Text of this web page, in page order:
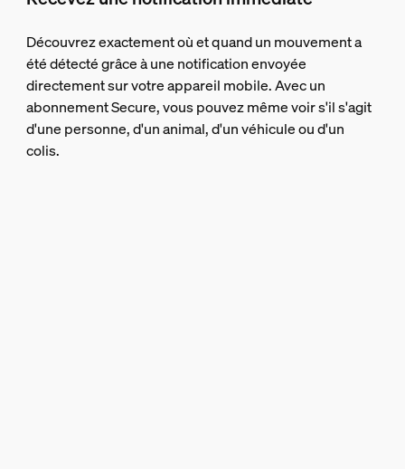
Découvrez exactement où et quand un mouvement a
été détecté grâce à une notification envoyée
directement sur votre appareil mobile. Avec un
abonnement Secure, vous pouvez même voir s'il s'agit
d'une personne, d'un animal, d'un véhicule ou d'un
colis.